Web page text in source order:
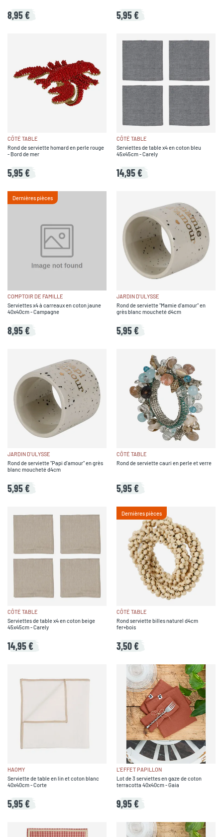
8,95 € 5,95 €
CÔTÉ TABLE
Rond de serviette homard en perle rouge
- Bord de mer
5,95 €
CÔTÉ TABLE
Serviettes de table x4 en coton bleu
45x45cm - Carely
14,95 €
Dernières pièces
COMPTOIR DE FAMILLE
Serviettes x4 à carreaux en coton jaune
40x40cm - Campagne
8,95 €
JARDIN D'ULYSSE
Rond de serviette "Mamie d'amour" en
grès blanc moucheté d4cm
5,95 €
JARDIN D'ULYSSE
Rond de serviette "Papi d'amour" en grès
blanc moucheté d4cm
5,95 €
CÔTÉ TABLE
Rond de serviette cauri en perle et verre
5,95 €
CÔTÉ TABLE
Serviettes de table x4 en coton beige
45x45cm - Carely
14,95 €
Dernières pièces
CÔTÉ TABLE
Rond serviette billes naturel d4cm
fer+bois
3,50 €
HAOMY
Serviette de table en lin et coton blanc
40x40cm - Corte
5,95 €
L'EFFET PAPILLON
Lot de 3 serviettes en gaze de coton
terracotta 40x40cm - Gaia
9,95 €